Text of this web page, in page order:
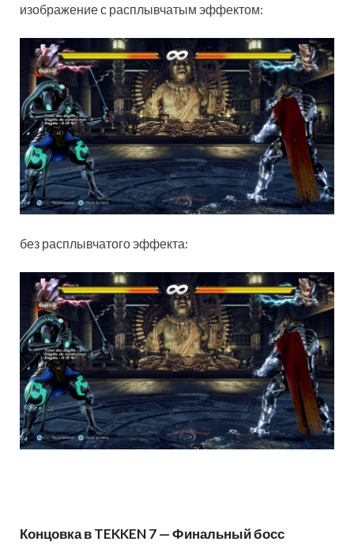
изображение с расплывчатым эффектом:
без расплывчатого эффекта:
Концовка в TEKKEN 7 — Финальный босс